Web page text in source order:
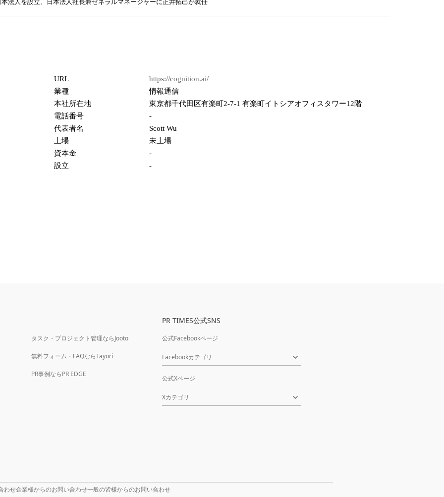
法人を設立、日本法人社長兼ゼネラルマネージャーに正井拓己が就任
URL
https://cognition.ai/
業種
情報通信
本社所在地
東京都千代田区有楽町2-7-1 有楽町イトシアオフィスタワー12階
電話番号
-
代表者名
Scott Wu
上場
未上場
資本金
-
設立
-
タスク・プロジェクト管理ならJooto
無料フォーム・FAQならTayori
PR事例ならPR EDGE
PR TIMES公式SNS
公式Facebookページ
Facebookカテゴリ
公式Xページ
Xカテゴリ
わせ企業様からのお問い合わせ一般の皆様からのお問い合わせ